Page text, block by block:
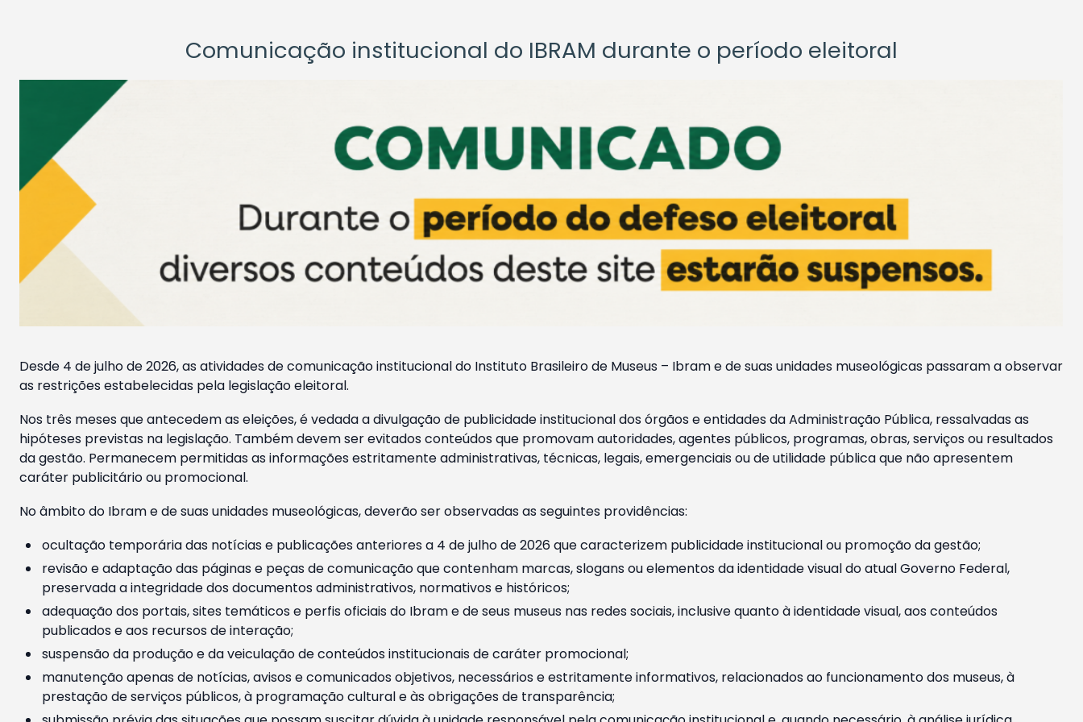
Comunicação institucional do IBRAM durante o período eleitoral
Desde 4 de julho de 2026, as atividades de comunicação institucional do Instituto Brasileiro de Museus – Ibram e de suas unidades museológicas passaram a observar
as restrições estabelecidas pela legislação eleitoral.
Nos três meses que antecedem as eleições, é vedada a divulgação de publicidade institucional dos órgãos e entidades da Administração Pública, ressalvadas as
hipóteses previstas na legislação. Também devem ser evitados conteúdos que promovam autoridades, agentes públicos, programas, obras, serviços ou resultados
da gestão. Permanecem permitidas as informações estritamente administrativas, técnicas, legais, emergenciais ou de utilidade pública que não apresentem
caráter publicitário ou promocional.
No âmbito do Ibram e de suas unidades museológicas, deverão ser observadas as seguintes providências:
ocultação temporária das notícias e publicações anteriores a 4 de julho de 2026 que caracterizem publicidade institucional ou promoção da gestão;
revisão e adaptação das páginas e peças de comunicação que contenham marcas, slogans ou elementos da identidade visual do atual Governo Federal,
preservada a integridade dos documentos administrativos, normativos e históricos;
adequação dos portais, sites temáticos e perfis oficiais do Ibram e de seus museus nas redes sociais, inclusive quanto à identidade visual, aos conteúdos
publicados e aos recursos de interação;
suspensão da produção e da veiculação de conteúdos institucionais de caráter promocional;
manutenção apenas de notícias, avisos e comunicados objetivos, necessários e estritamente informativos, relacionados ao funcionamento dos museus, à
prestação de serviços públicos, à programação cultural e às obrigações de transparência;